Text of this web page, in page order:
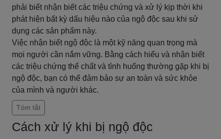
phải biết nhận biết các triệu chứng và xử lý kịp thời khi
phát hiện bất kỳ dấu hiệu nào của ngộ độc sau khi sử
dụng các sản phẩm này.
Việc nhận biết ngộ độc là một kỹ năng quan trọng mà
mọi người cần nắm vững. Bằng cách hiểu và nhận biết
các triệu chứng thể chất và tình huống thường gặp khi bị
ngộ độc, bạn có thể đảm bảo sự an toàn và sức khỏe
của mình và người khác.
Tóm tắt
Cách xử lý khi bị ngộ độc